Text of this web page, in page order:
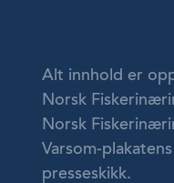
Alt innhold er
Norsk
Norsk
Varsom-
presseskikk.